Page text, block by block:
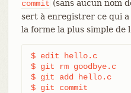
commit (sans aucun nom
sert à enregistrer ce qui a
la forme la plus simple de
$ edit hello.c
$ git rm goodbye.c
$ git add hello.c
$ git commit